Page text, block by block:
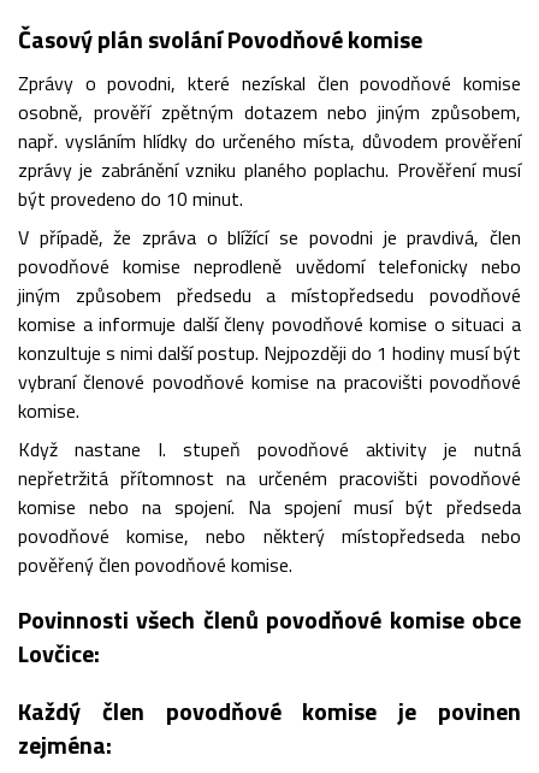
Časový plán svolání Povodňové komise
Zprávy o povodni, které nezískal člen povodňové komise
osobně, prověří zpětným dotazem nebo jiným způsobem,
např. vysláním hlídky do určeného místa, důvodem prověření
zprávy je zabránění vzniku planého poplachu. Prověření musí
být provedeno do 10 minut.
V případě, že zpráva o blížící se povodni je pravdivá, člen
povodňové komise neprodleně uvědomí telefonicky nebo
jiným způsobem předsedu a místopředsedu povodňové
komise a informuje další členy povodňové komise o situaci a
konzultuje s nimi další postup. Nejpozději do 1 hodiny musí být
vybraní členové povodňové komise na pracovišti povodňové
komise.
Když nastane I. stupeň povodňové aktivity je nutná
nepřetržitá přítomnost na určeném pracovišti povodňové
komise nebo na spojení. Na spojení musí být předseda
povodňové komise, nebo některý místopředseda nebo
pověřený člen povodňové komise.
Povinnosti všech členů povodňové komise obce
Lovčice:
Každý člen povodňové komise je povinen
zejména: